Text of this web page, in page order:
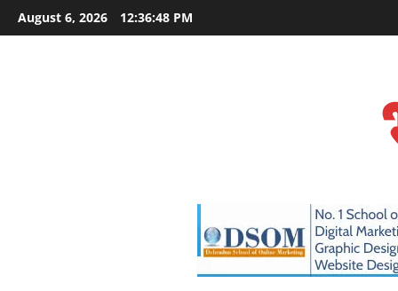
Skip
to
August 6, 2026 12:36:49 PM